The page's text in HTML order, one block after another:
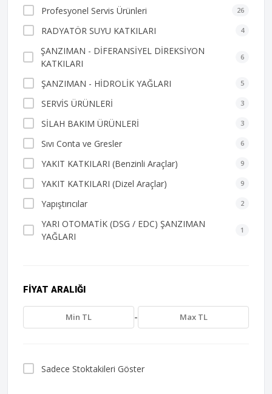
Profesyonel Servis Ürünleri 26
RADYATÖR SUYU KATKILARI 4
ŞANZIMAN - DİFERANSİYEL DİREKSİYON
KATKILARI
6
ŞANZIMAN - HİDROLİK YAĞLARI 5
SERVİS ÜRÜNLERİ 3
SİLAH BAKIM ÜRÜNLERİ 3
Sıvı Conta ve Gresler 6
YAKIT KATKILARI (Benzinli Araçlar) 9
YAKIT KATKILARI (Dizel Araçlar) 9
Yapıştırıcılar 2
YARI OTOMATİK (DSG / EDC) ŞANZIMAN
YAĞLARI
1
FIYAT ARALIĞI
-
Sadece Stoktakileri Göster